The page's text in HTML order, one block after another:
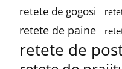
retete de gogosi
retete de paine
retete de